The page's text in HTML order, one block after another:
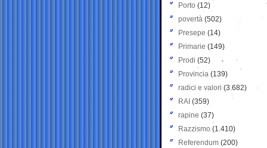
Porto (12)
povertà (502)
Presepe (14)
Primarie (149)
Prodi (52)
Provincia (139)
radici e valori (3.682)
RAI (359)
rapine (37)
Razzismo (1.410)
Referendum (200)